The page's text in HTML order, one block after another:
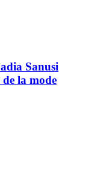
Sanusi
de la mode